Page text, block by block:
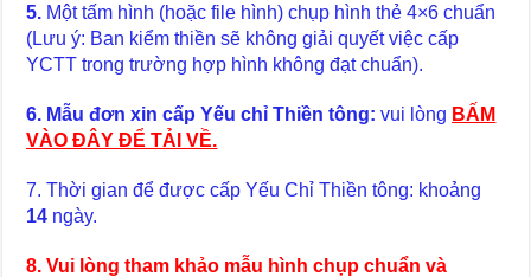
5. Một tấm hình (hoặc file hình) chụp hình thẻ 4×6 chuẩn
(Lưu ý: Ban kiểm thiền sẽ không giải quyết việc cấp
YCTT trong trường hợp hình không đạt chuẩn).
6. Mẫu đơn xin cấp Yếu chỉ Thiền tông: vui lòng BẤM
VÀO ĐÂY ĐỂ TẢI VỀ.
7. Thời gian để được cấp Yếu Chỉ Thiền tông: khoảng
14 ngày.
8. Vui lòng tham khảo mẫu hình chụp chuẩn và